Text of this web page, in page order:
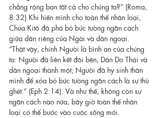
chẳng rộng ban tất cả cho chúng ta?” (Roma,
8:32) Khi hiến mình cho toàn thể nhân loại,
Chúa Kitô đã phá bỏ bức tường ngăn cách
giữa dân riêng của Ngài và dân ngoại.
“Thật vậy, chính Người là bình an của chúng
ta: Người đã liên kết đôi bên, Dân Do Thái và
dân ngoại thành một; Người đã hy sinh thân
mình để xóa bỏ bức tường ngăn cách là sự thù
ghét.” (Eph 2:14). Và như thế, không còn sự
ngăn cách nào nữa, bây giờ toàn thể nhân
loại có thể bước vào cuộc sống mới.